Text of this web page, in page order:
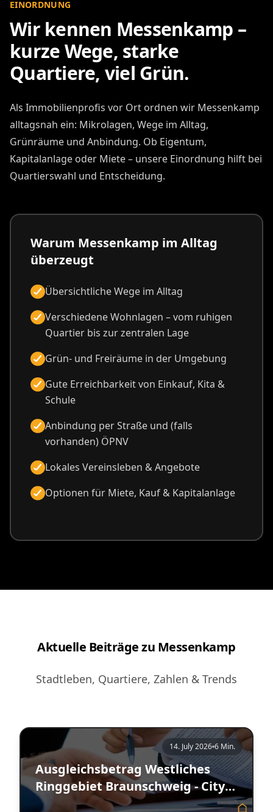
EINORDNUNG
Wir kennen Messenkamp –
kurze Wege, starke
Quartiere, viel Grün.
Als Immobilienprofis vor Ort ordnen wir Messenkamp
alltagsnah ein: Mikrolagen, Wege im Alltag,
Grünräume und Anbindung. Ob Eigentum,
Kapitalanlage oder Miete – unsere Einordnung hilft bei
Quartierswahl und Entscheidung.
Warum Messenkamp im Alltag
überzeugt
Übersichtliche Wege im Alltag
Verschiedene Wohnlagen – vom ruhigen
Quartier bis zur zentralen Lage
Grün- und Freiräume in der Umgebung
Gute Erreichbarkeit von Einkauf, Kita &
Schule
Anbindung per Straße und (falls
vorhanden) ÖPNV
Lokales Vereinsleben & Angebote
Optionen für Miete, Kauf & Kapitalanlage
Aktuelle Beiträge zu Messenkamp
Stadtleben, Quartiere, Zahlen & Trends
14. July 2026 6 Min.
Ausgleichsbetrag Westliches
Ringgebiet Braunschweig - City
Immobilienmakler